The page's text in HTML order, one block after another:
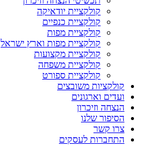
קולקציית יודאיקה
קולקציית כנפיים
קולקציית מפות
קולקציית מפות וארץ ישראל
קולקציית מקצועות
קולקציית משפחה
קולקציית ספורט
קולקציות משובצים
ועדים וארגונים
הנצחה וזיכרון
הסיפור שלנו
צרו קשר
התחברות לעסקים